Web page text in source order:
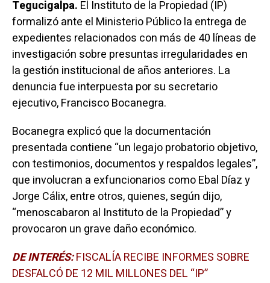
Tegucigalpa. El Instituto de la Propiedad (IP)
formalizó ante el Ministerio Público la entrega de
expedientes relacionados con más de 40 líneas de
investigación sobre presuntas irregularidades en
la gestión institucional de años anteriores. La
denuncia fue interpuesta por su secretario
ejecutivo, Francisco Bocanegra.
Bocanegra explicó que la documentación
presentada contiene “un legajo probatorio objetivo,
con testimonios, documentos y respaldos legales”,
que involucran a exfuncionarios como Ebal Díaz y
Jorge Cálix, entre otros, quienes, según dijo,
“menoscabaron al Instituto de la Propiedad” y
provocaron un grave daño económico.
DE INTERÉS:FISCALÍA RECIBE INFORMES SOBRE
DESFALCÓ DE 12 MIL MILLONES DEL “IP”